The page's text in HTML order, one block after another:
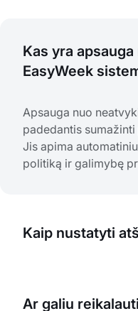
Kas yra
EasyWeek
Apsauga nuo
padedantis
Jis apima
politiką ir galimybę
Kaip nustatyti
Ar galiu